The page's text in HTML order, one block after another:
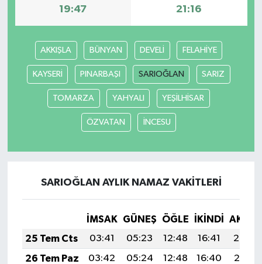
19:47 21:16
AKKIŞLA BÜNYAN DEVELİ FELAHİYE
KAYSERİ PINARBAŞI SARIOĞLAN SARIZ
TOMARZA YAHYALI YEŞİLHİSAR
ÖZVATAN İNCESU
SARIOĞLAN AYLIK NAMAZ VAKITLERI
İMSAK GÜNEŞ ÖĞLE İKINDI
25 Tem Cts
03:41 05:23 12:48 16:41
20:02
26 Tem Paz
03:42 05:24 12:48 16:40
20:01
Teknoloji